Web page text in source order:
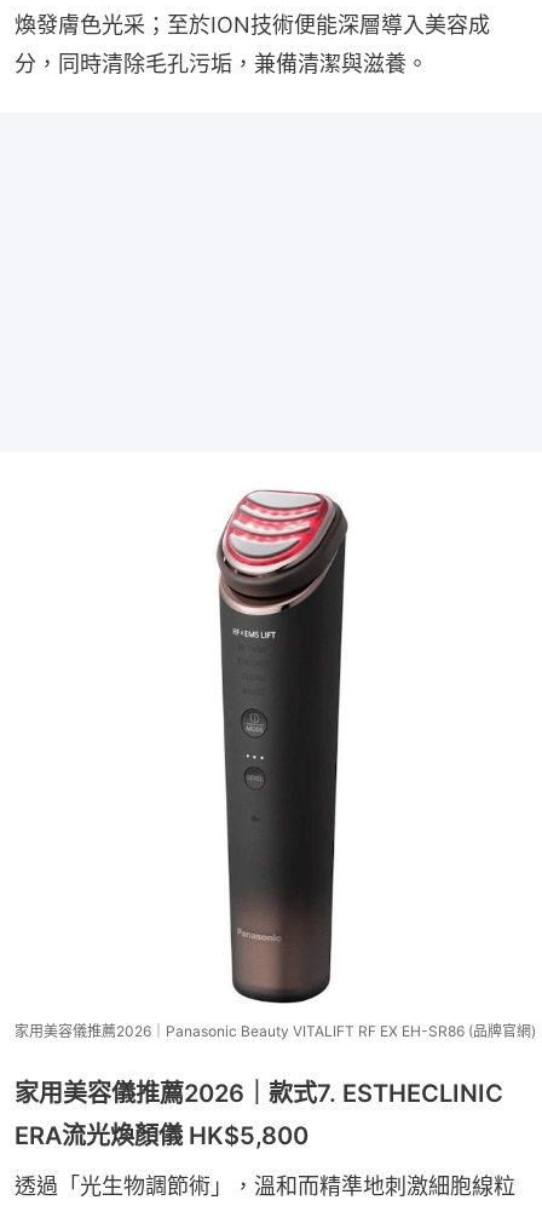
煥發膚色光采；至於ION技術便能深層導入美容成
分，同時清除毛孔污垢，兼備清潔與滋養。
家用美容儀推薦2026｜Panasonic Beauty VITALIFT RF EX EH-SR86 (品牌官網)
家用美容儀推薦2026｜款式7. ESTHECLINIC
ERA流光煥顏儀 HK$5,800
透過「光生物調節術」，溫和而精準地刺激細胞線粒